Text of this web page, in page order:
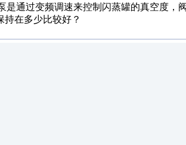
是通过变频调速来控制闪蒸罐的真空度，
持在多少比较好？